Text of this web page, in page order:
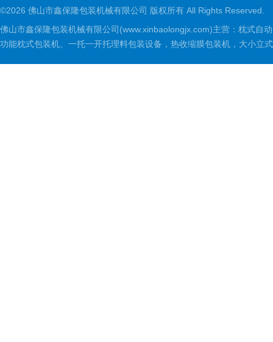
©2026 佛山市鑫保隆包装机械有限公司 版权所有 All Rights Reserved.
佛山市鑫保隆包装机械有限公司(www.xinbaolongjx.com)主营：枕式自
功能枕式包装机、一托一开托理料包装设备，热收缩膜包装机，大小立